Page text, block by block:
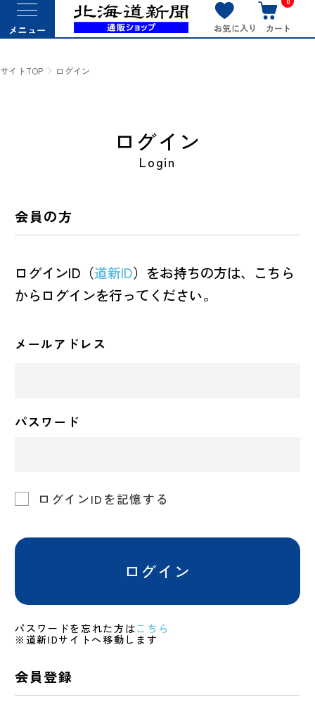
メニュー お気に入り カート
サイトTOP ログイン
ログイン
Login
会員の方
ログインID（道新ID）をお持ちの方は、こちら
からログインを行ってください。
メールアドレス
パスワード
ログインIDを記憶する
ログイン
パスワードを忘れた方はこちら
※道新IDサイトへ移動します
会員登録